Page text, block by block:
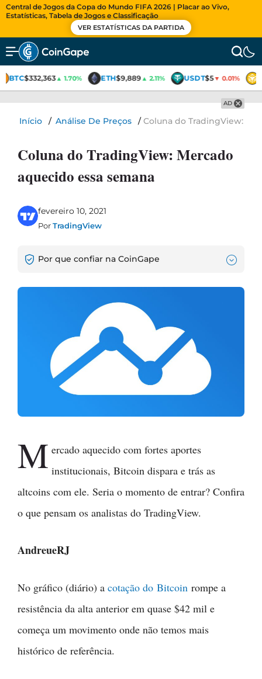
Central de Jogos da Copa do Mundo FIFA 2026 | Placar ao Vivo,
Estatísticas, Tabela de Jogos e Classificação
VER ESTATÍSTICAS DA PARTIDA
BTC$332,363▲ 1.70% ETH$9,889▲ 2.11% USDT$5▼ 0.01%
AD
Início / Análise De Preços /Coluna do TradingView:
Coluna do TradingView: Mercado
aquecido essa semana
fevereiro 10, 2021
PorTradingView
Por que confiar na CoinGape
M ercado aquecido com fortes aportes
institucionais, Bitcoin dispara e trás as
altcoins com ele. Seria o momento de entrar? Confira
o que pensam os analistas do TradingView.
AndreueRJ
No gráfico (diário) a cotação do Bitcoin rompe a
resistência da alta anterior em quase $42 mil e
começa um movimento onde não temos mais
histórico de referência.